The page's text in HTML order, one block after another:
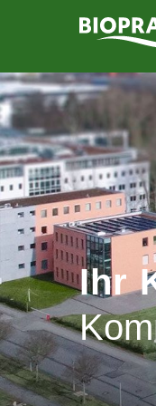
PRODUKTE
LEISTUNGEN
FORSCHUNG
UNTERNEHMEN
BIOGAS-
KONTAKTIhr